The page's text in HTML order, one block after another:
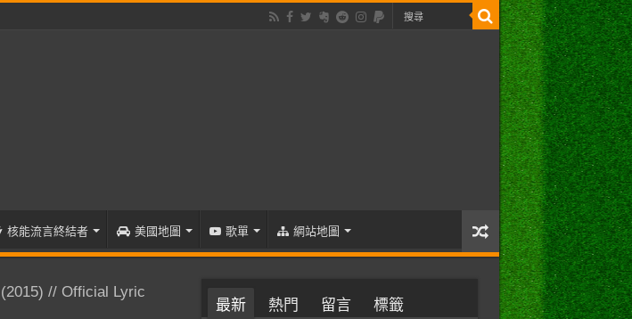
核能流言終結者 美國地圖 歌單 網站地圖
// Official Lyric
最新 熱門 留言 標籤